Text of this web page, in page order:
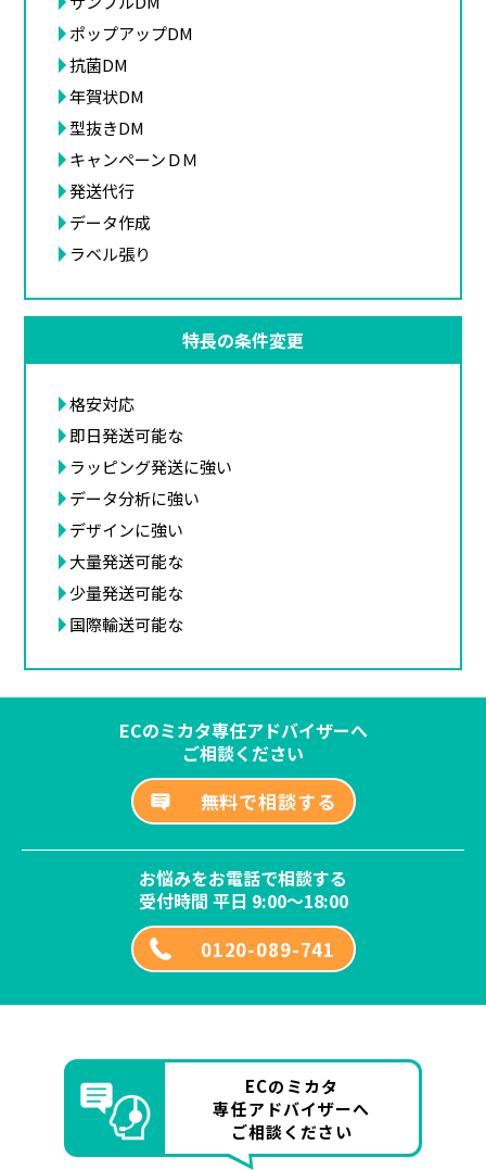
ポップアップDM
抗菌DM
年賀状DM
型抜きDM
キャンペーンＤＭ
発送代行
データ作成
ラベル張り
特長の条件変更
格安対応
即日発送可能な
ラッピング発送に強い
データ分析に強い
デザインに強い
大量発送可能な
少量発送可能な
国際輸送可能な
ECのミカタ専任アドバイザーへ
ご相談ください
無料で相談する
お悩みをお電話で相談する
受付時間 平日 9:00～18:00
0120-089-741
ECのミカタ
専任アドバイザーへ
ご相談ください